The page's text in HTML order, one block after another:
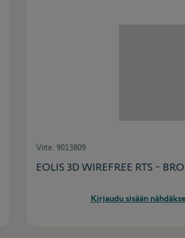
Viite. 9013809
EOLIS 3D WIREFREE RTS -
Kirjaudu sisään